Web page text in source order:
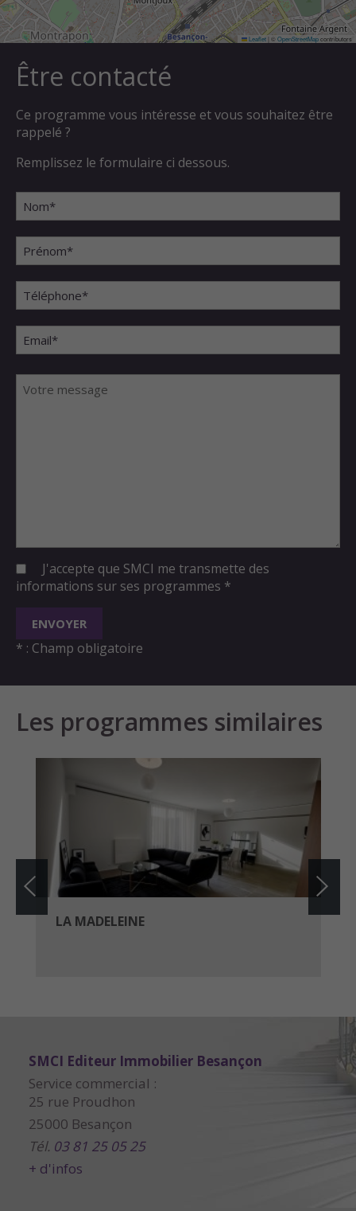
Leaflet| ©OpenStreetMapcontributors
Être contacté
Ce programme vous intéresse et vous souhaitez être
rappelé ?
Remplissez le formulaire ci dessous.
J'accepte que SMCI me transmette des
informations sur ses programmes *
ENVOYER
* : Champ obligatoire
Les programmes similaires
LA MADELEINE
SMCI Editeur Immobilier Besançon
Service commercial :
25 rue Proudhon
25000 Besançon
Tél. 03 81 25 05 25
+ d'infos